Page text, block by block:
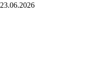
23.06.2026